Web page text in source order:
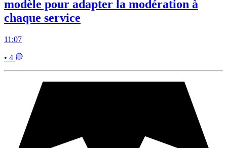
modèle pour adapter la modération à
chaque service
11:07
• 4